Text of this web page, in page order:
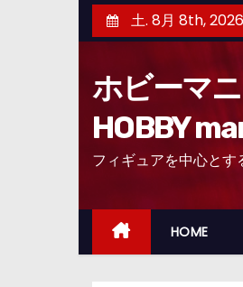
ン
ッ
土. 8月 8th, 2026
ホビーマ
HOBBY
フィギュアを中心とす
HOME